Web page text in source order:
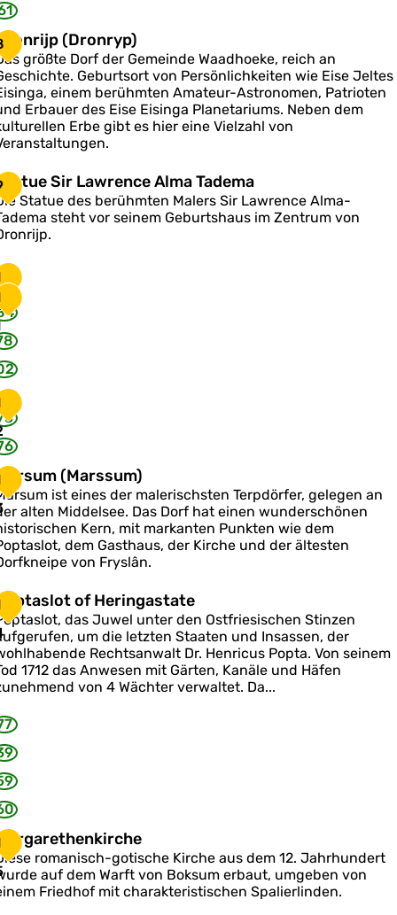
(Dronryp)
größte Dorf der Gemeinde Waadhoeke, reich an
Geburtsort von Persönlichkeiten wie Eise Jeltes
einem berühmten Amateur-Astronomen, Patrioten
Erbauer des Eise Eisinga Planetariums. Neben dem
Erbe gibt es hier eine Vielzahl von
Sir Lawrence Alma Tadema
Statue des berühmten Malers Sir Lawrence Alma-
steht vor seinem Geburtshaus im Zentrum von
(Marssum)
ist eines der malerischsten Terpdörfer, gelegen an
alten Middelsee. Das Dorf hat einen wunderschönen
Kern, mit markanten Punkten wie dem
dem Gasthaus, der Kirche und der ältesten
von Fryslân.
of Heringastate
das Juwel unter den Ostfriesischen Stinzen
um die letzten Staaten und Insassen, der
Rechtsanwalt Dr. Henricus Popta. Von seinem
1712 das Anwesen mit Gärten, Kanäle und Häfen
von 4 Wächter verwaltet. Da...
romanisch-gotische Kirche aus dem 12. Jahrhundert
auf dem Warft von Boksum erbaut, umgeben von
Friedhof mit charakteristischen Spalierlinden.